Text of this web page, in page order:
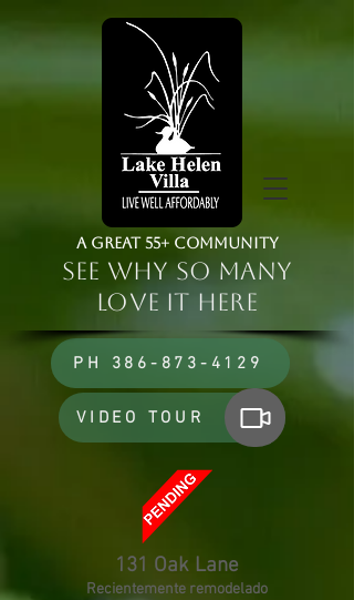
PH 386-873-4129
a Great 55+ Community
See Why So Many
Love it HERE
VIDEO TOUR
131 Oak Lane
Recientemente remodelado